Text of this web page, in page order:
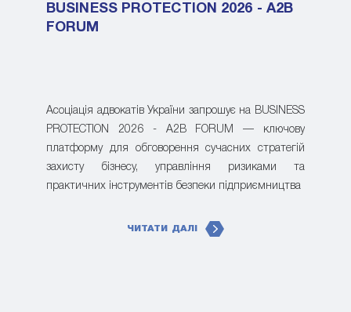
BUSINESS PROTECTION 2026 - A2B
FORUM
Асоціація адвокатів України запрошує на BUSINESS
PROTECTION 2026 - A2B FORUM — ключову
платформу для обговорення сучасних стратегій
захисту бізнесу, управління ризиками та
практичних інструментів безпеки підприємництва
ЧИТАТИ ДАЛІ